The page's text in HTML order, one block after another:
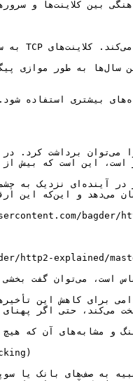
http2-explained/
فناوری‌های کنونی موبایل، داشتن یک